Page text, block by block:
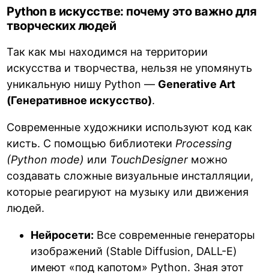
Python в искусстве: почему это важно для
творческих людей
Так как мы находимся на территории
искусства и творчества, нельзя не упомянуть
уникальную нишу Python — Generative Art
(Генеративное искусство).
Современные художники используют код как
кисть. С помощью библиотеки Processing
(Python mode) или TouchDesigner можно
создавать сложные визуальные инсталляции,
которые реагируют на музыку или движения
людей.
Нейросети: Все современные генераторы
изображений (Stable Diffusion, DALL-E)
имеют «под капотом» Python. Зная этот